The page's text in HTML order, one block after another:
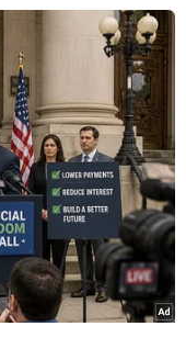
Hoa Lư cổ vũ cho
Tiến Lực/TTXVN)
Hoa Lư cổ vũ cho
Tiến Lực/TTXVN)
vũ cho đội tuyển U22